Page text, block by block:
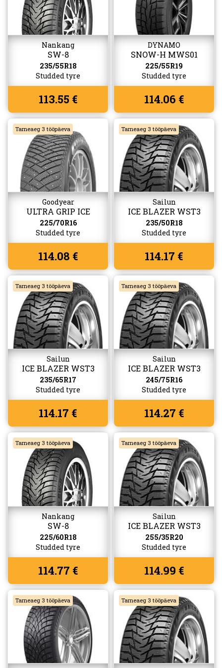
Nankang
SW-8
235/55R18
Studded tyre
113.55 €
DYNAMO
SNOW-H MWS01
(W517)
225/55R19
Studded tyre
114.06 €
Tarneaeg 3 tööpäeva
Goodyear
ULTRA GRIP ICE
ARCTIC SUV
225/70R16
Studded tyre
114.08 €
Tarneaeg 3 tööpäeva
Sailun
ICE BLAZER WST3
235/50R18
Studded tyre
114.17 €
Tarneaeg 3 tööpäeva
Sailun
ICE BLAZER WST3
235/65R17
Studded tyre
114.17 €
Tarneaeg 3 tööpäeva
Sailun
ICE BLAZER WST3
245/75R16
Studded tyre
114.27 €
Tarneaeg 3 tööpäeva
Nankang
SW-8
225/60R18
Studded tyre
114.77 €
Tarneaeg 3 tööpäeva
Sailun
ICE BLAZER WST3
255/35R20
Studded tyre
114.99 €
Tarneaeg 3 tööpäeva Tarneaeg 3 tööpäeva